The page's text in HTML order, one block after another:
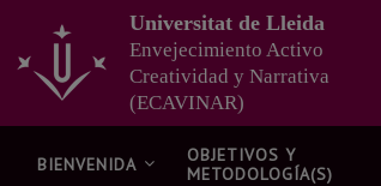
contenido
principal
la
página
Universitat de Lleida
Envejecimiento Activo
Creatividad y Narrativa
(ECAVINAR)
BIENVENIDA
OBJETIVOS Y
METODOLOGÍA(S)